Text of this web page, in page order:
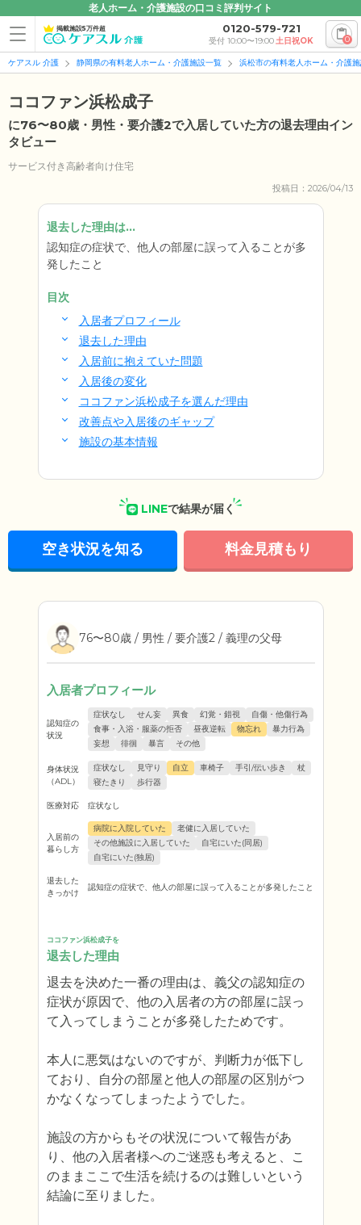
老人ホーム・介護施設の口コミ評判サイト
掲載施設5万件超 0120-579-721
受付 10:00〜19:00土日祝OK 0
ケアスル 介護 静岡県の有料老人ホーム・介護施設一覧 浜松市の有料老人ホーム・介護
ココファン浜松成子
に76〜80歳・男性・要介護2で入居していた方の退去理由イン
タビュー
サービス付き高齢者向け住宅
投稿日：2026/04/13
退去した理由は...
認知症の症状で、他人の部屋に誤って入ることが多
発したこと
目次
入居者プロフィール
退去した理由
入居前に抱えていた問題
入居後の変化
ココファン浜松成子を選んだ理由
改善点や入居後のギャップ
施設の基本情報
LINEで結果が届く
空き状況を知る 料金見積もり
76〜80歳 / 男性 / 要介護2 / 義理の父母
入居者プロフィール
認知症の
状況
症状なし せん妄 異食 幻覚・錯視
自傷・他傷行為
食事・入浴・服薬の拒否
昼夜逆転 物忘れ
暴力行為
妄想
徘徊 暴言 その他
身体状況
（ADL）
症状なし 見守り 自立 車椅子 手引/伝い歩き
杖
寝たきり
歩行器
医療対応 症状なし
入居前の
暮らし方
病院に入院していた
老健に入居していた
その他施設に入居していた
自宅にいた(同居)
自宅にいた(独居)
退去した
きっかけ
認知症の症状で、他人の部屋に誤って入ることが多発したこと
ココファン浜松成子を
退去した理由
退去を決めた一番の理由は、義父の認知症の
症状が原因で、他の入居者の方の部屋に誤っ
て入ってしまうことが多発したためです。
本人に悪気はないのですが、判断力が低下し
ており、自分の部屋と他人の部屋の区別がつ
かなくなってしまったようでした。
施設の方からもその状況について報告があ
り、他の入居者様へのご迷惑も考えると、こ
のままここで生活を続けるのは難しいという
結論に至りました。